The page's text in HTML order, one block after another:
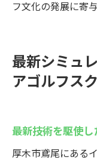
フ文化の発展に寄
最新シミュ
アゴルフス
最新技術を駆使
厚木市鳶尾にある